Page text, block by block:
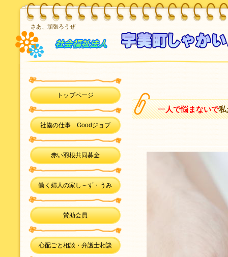
さあ、頑張ろうぜ
一人で悩まないで私
トップページ
社協の仕事 Goodジョブ
赤い羽根共同募金
働く婦人の家し～ず・うみ
賛助会員
心配ごと相談・弁護士相談